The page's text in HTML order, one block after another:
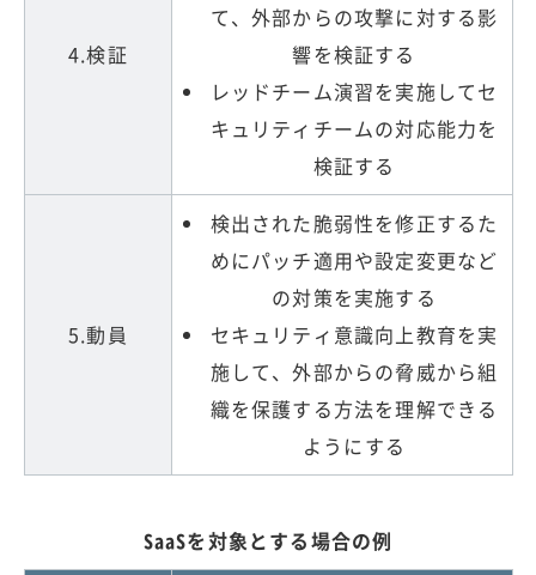
4.検証
て、外部からの攻撃に対する影
響を検証する
レッドチーム演習を実施してセ
キュリティチームの対応能力を
検証する
5.動員
検出された脆弱性を修正するた
めにパッチ適用や設定変更など
の対策を実施する
セキュリティ意識向上教育を実
施して、外部からの脅威から組
織を保護する方法を理解できる
ようにする
SaaSを対象とする場合の例